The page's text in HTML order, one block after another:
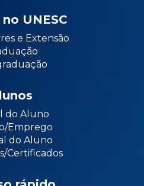
UNESC
e Extensão
do Aluno
Emprego
do Aluno
Certificados